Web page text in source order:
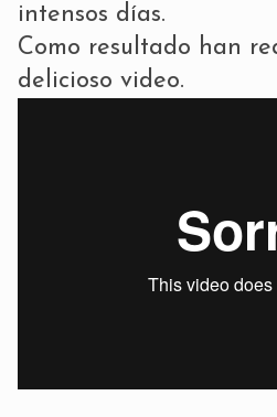
intensos días.
Como resultado han
delicioso video.